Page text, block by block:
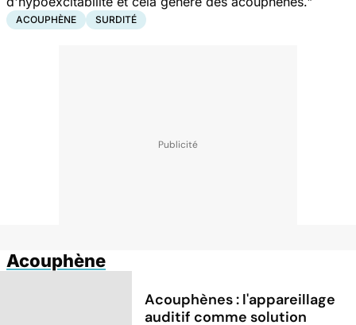
ACOUPHÈNE SURDITÉ
Acouphène
Acouphènes : l'appareillage
auditif comme solution